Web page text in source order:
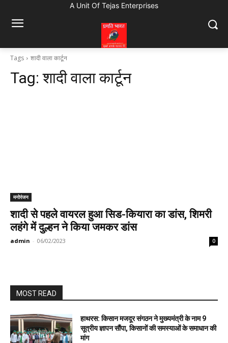
A Unit Of Tejas Enterprises
Tags शादी वाला कार्टून
Tag:शादी वाला कार्टून
मनोरंजन
शादी से पहले वायरल हुआ सिड-कियारा का डांस, शिमरी
लहंगे में दुल्हन ने किया जमकर डांस
admin - 06/02/2023 0
MOST READ
हाथरस: किसान मजदूर संगठन ने मुख्यमंत्री के नाम 9
सूत्रीय ज्ञापन सौंपा, किसानों की समस्याओं के समाधान की
मांग